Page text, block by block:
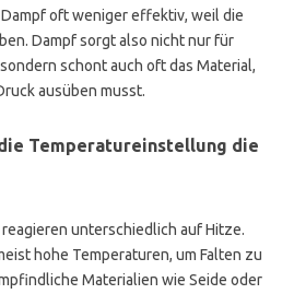
oft weniger effektiv, weil die
Dampf sorgt also nicht nur für
schont auch oft das Material,
ausüben musst.
Temperatureinstellung die
unterschiedlich auf Hitze.
hohe Temperaturen, um Falten zu
Materialien wie Seide oder